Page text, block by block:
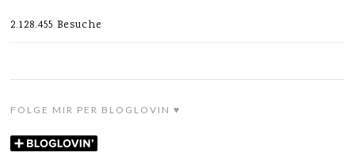
2.128.455 Besuche
FOLGE MIR PER BLOGLOVIN ♥